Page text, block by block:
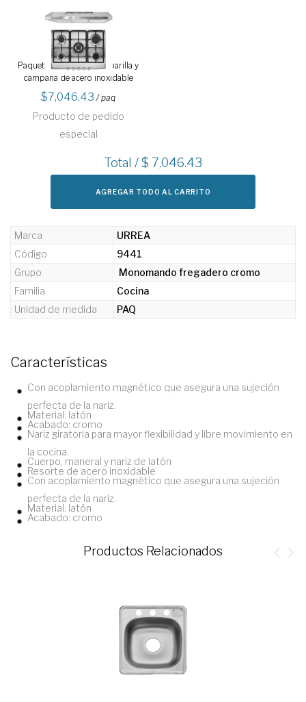
Paquete Duetto Plus 70 parilla y
campana de acero inoxidable
7,046.43 / paq
Producto de pedido
especial
Total / $ 7,046.43
AGREGAR TODO AL CARRITO
Marca
URREA
Código
9441
Grupo
Monomando fregadero cromo
Familia
Cocina
Unidad de medida
PAQ
Características
Con acoplamiento magnético que asegura una sujeción
perfecta de la nariz.
Material: latón
Acabado: cromo
Nariz giratoria para mayor flexibilidad y libre movimiento en
la cocina.
Cuerpo, maneral y nariz de latón
Resorte de acero inoxidable
Con acoplamiento magnético que asegura una sujeción
perfecta de la nariz.
Material: latón
Acabado: cromo
Productos Relacionados